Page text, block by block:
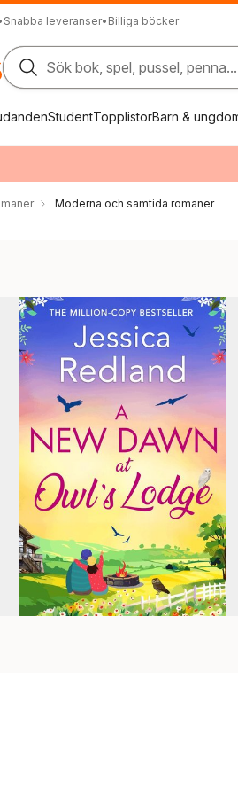
Snabba leveranser• Billiga böcker
Sök bok, spel, pussel, penna...
StudentTopplistorBarn &
Moderna och samtida romaner